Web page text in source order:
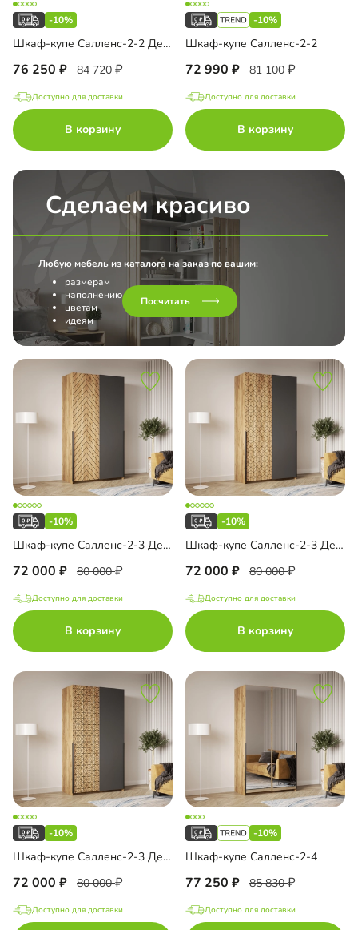
-10%
Шкаф-купе Салленс-2-2 Декор 3
76 250 84 720
Доступно для доставки
В корзину
-10%
Шкаф-купе Салленс-2-2
72 990 81 100
Доступно для доставки
В корзину
Сделаем красиво
Любую мебель из каталога на заказ по вашим:
размерам
наполнению
цветам
идеям
Посчитать
-10%
Шкаф-купе Салленс-2-3 Декор 1
72 000 80 000
Доступно для доставки
В корзину
-10%
Шкаф-купе Салленс-2-3 Декор 2
72 000 80 000
Доступно для доставки
В корзину
-10%
Шкаф-купе Салленс-2-3 Декор 3
72 000 80 000
Доступно для доставки
-10%
Шкаф-купе Салленс-2-4
77 250 85 830
Доступно для доставки